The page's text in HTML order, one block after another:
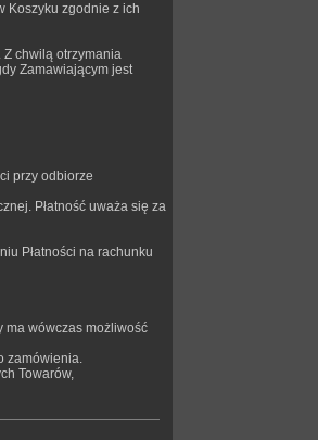
Koszyku zgodnie z ich
chwilą otrzymania
Zamawiającym jest
przy odbiorze
Płatność uważa się za
Płatności na rachunku
ma wówczas możliwość
zamówienia.
Towarów,